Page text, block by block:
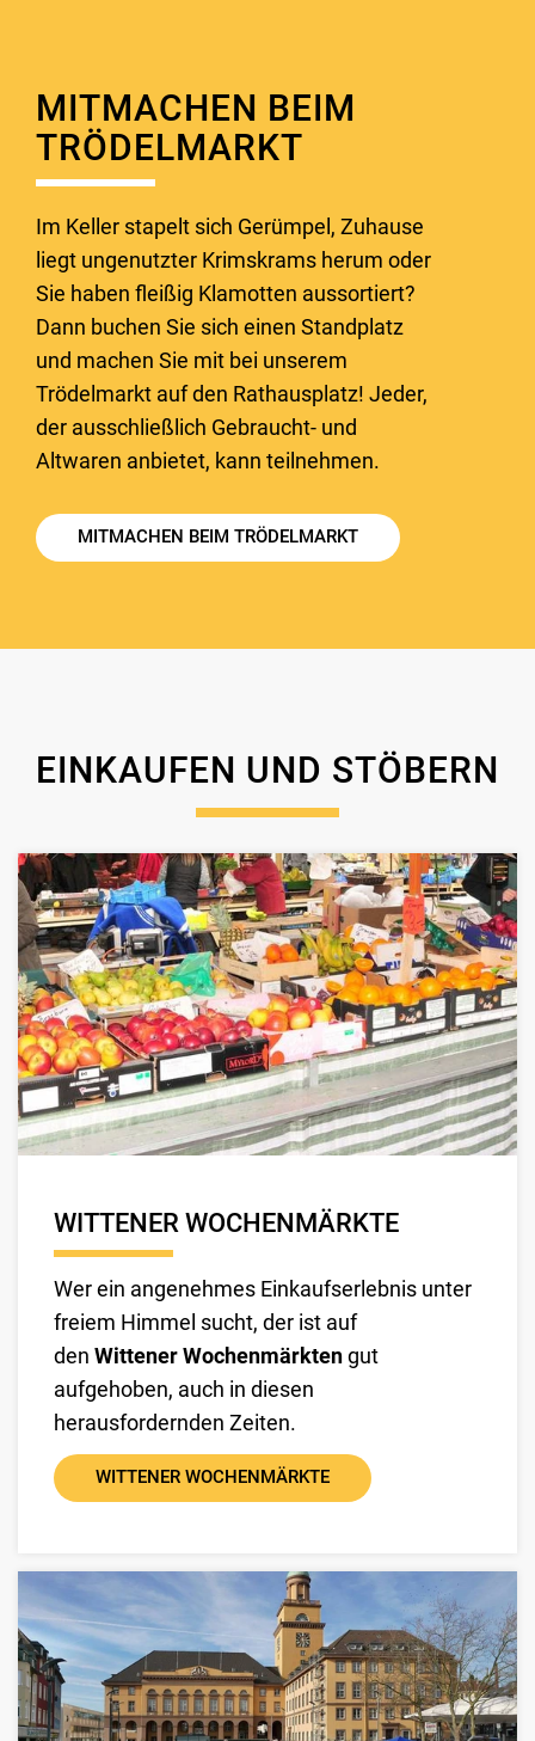
MITMACHEN BEIM
TRÖDELMARKT
Im Keller stapelt sich Gerümpel, Zuhause
liegt ungenutzter Krimskrams herum oder
Sie haben fleißig Klamotten aussortiert?
Dann buchen Sie sich einen Standplatz
und machen Sie mit bei unserem
Trödelmarkt auf den Rathausplatz! Jeder,
der ausschließlich Gebraucht- und
Altwaren anbietet, kann teilnehmen.
MITMACHEN BEIM TRÖDELMARKT
EINKAUFEN UND STÖBERN
WITTENER WOCHENMÄRKTE
Wer ein angenehmes Einkaufserlebnis unter
freiem Himmel sucht, der ist auf
den Wittener Wochenmärkten gut
aufgehoben, auch in diesen
herausfordernden Zeiten.
WITTENER WOCHENMÄRKTE